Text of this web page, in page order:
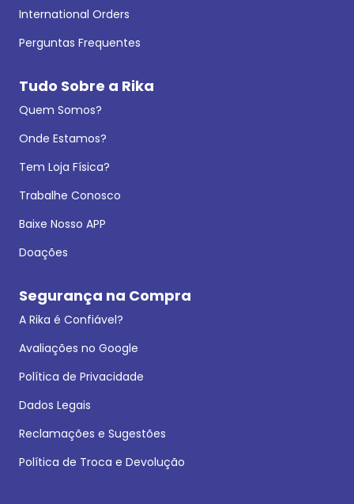
International Orders
Perguntas Frequentes
Tudo Sobre a Rika
Quem Somos?
Onde Estamos?
Tem Loja Física?
Trabalhe Conosco
Baixe Nosso APP
Doações
Segurança na Compra
A Rika é Confiável?
Avaliações no Google
Política de Privacidade
Dados Legais
Reclamações e Sugestões
Política de Troca e Devolução